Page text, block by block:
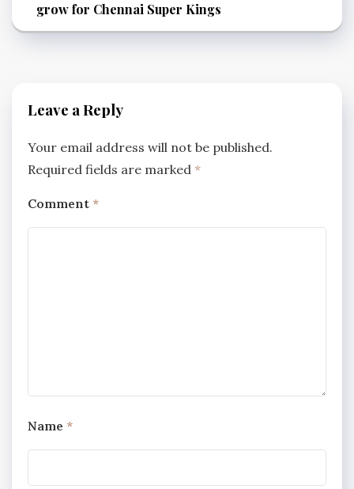
grow for Chennai Super Kings
Leave a Reply
Your email address will not be published.
Required fields are marked *
Comment *
Name *